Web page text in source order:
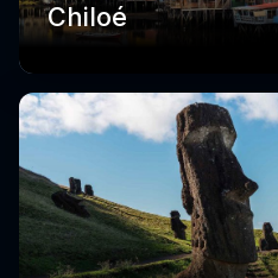
Chiloé